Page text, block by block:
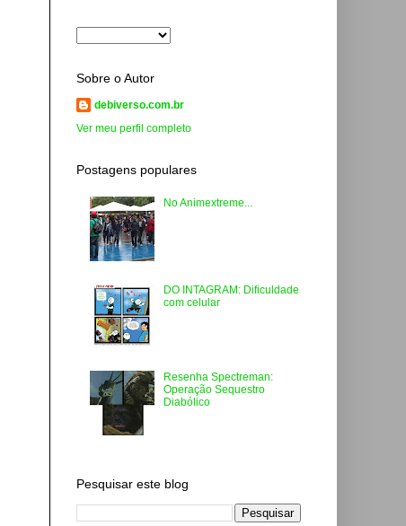
Sobre o Autor
debiverso.com.br
Ver meu perfil completo
Postagens populares
No Animextreme...
DO INTAGRAM: Dificuldade
com celular
Resenha Spectreman:
Operação Sequestro
Diabólico
Pesquisar este blog